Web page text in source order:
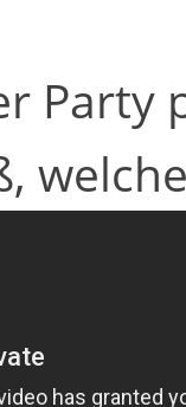
Party